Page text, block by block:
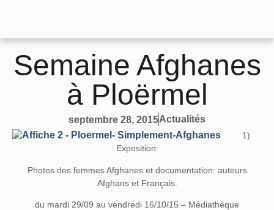
Semaine Afghanes
à Ploërmel
septembre 28, 2015Actualités
1)
Exposition:
Photos des femmes Afghanes et documentation: auteurs
Afghans et Français.
du mardi 29/09 au vendredi 16/10/15 – Médiathèque